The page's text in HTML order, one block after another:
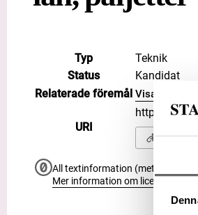
Typ
Teknik
Status
Kandidat
Relaterade föremål Visa 3
URI
https://
Kopiera
All textinformation (metadata) på
Mer information om licenser hos